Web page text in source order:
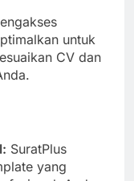
untuk
CV dan
SuratPlus
yang